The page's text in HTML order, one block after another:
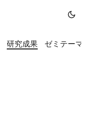
研究成果 ゼミテーマ